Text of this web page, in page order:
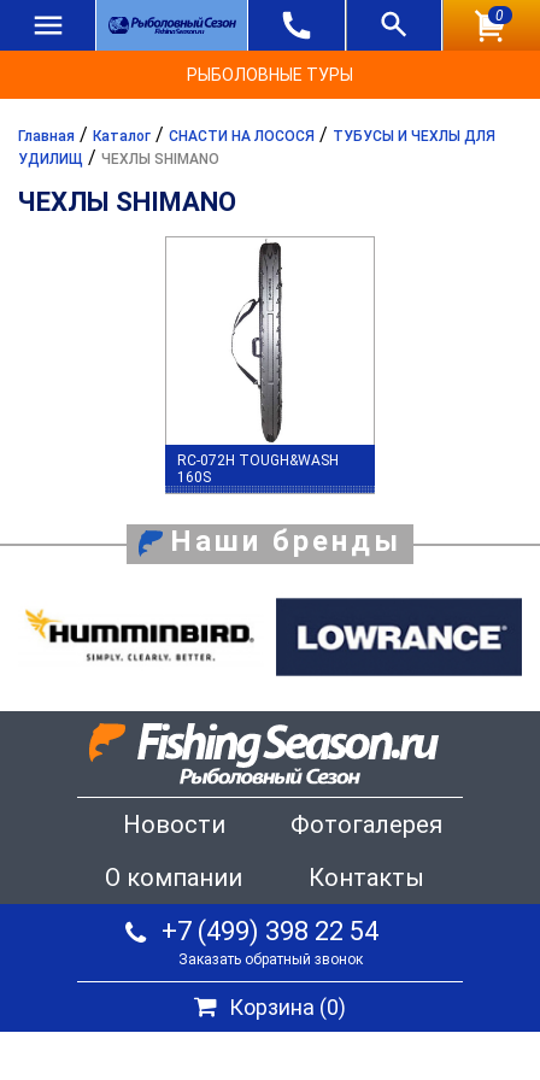
0
РЫБОЛОВНЫЕ ТУРЫ
Главная / Каталог / СНАСТИ НА ЛОСОСЯ / ТУБУСЫ И ЧЕХЛЫ ДЛЯ
УДИЛИЩ / ЧЕХЛЫ SHIMANO
ЧЕХЛЫ SHIMANO
RC-072H TOUGH&WASH
160S
Наши бренды
Новости
Фотогалерея
О компании
Контакты
+7 (499) 398 22 54
Заказать обратный звонок
Корзина (0)